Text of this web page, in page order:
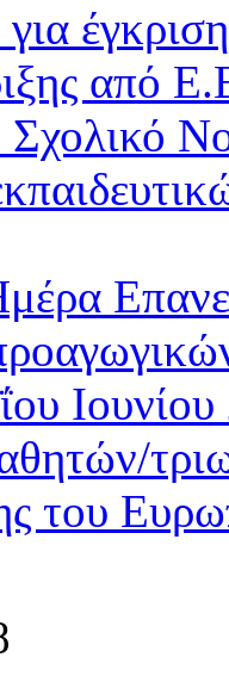
από
Σχολικό
του